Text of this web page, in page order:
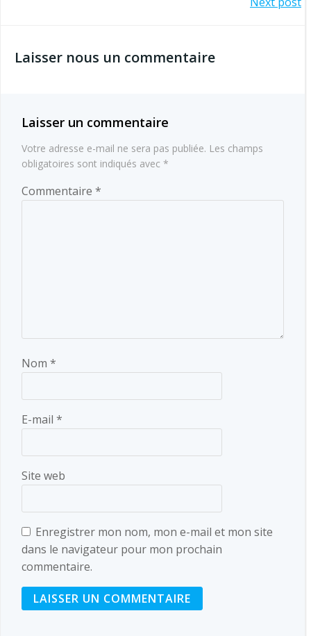
l’article
de
l’article
Laisser nous un commentaire
Laisser un commentaire
Votre adresse e-mail ne sera pas publiée. Les champs
obligatoires sont indiqués avec *
Commentaire *
Nom *
E-mail *
Site web
Enregistrer mon nom, mon e-mail et mon site
dans le navigateur pour mon prochain
commentaire.